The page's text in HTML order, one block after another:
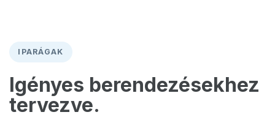
IPARÁGAK
Igényes berendezésekhez
tervezve.